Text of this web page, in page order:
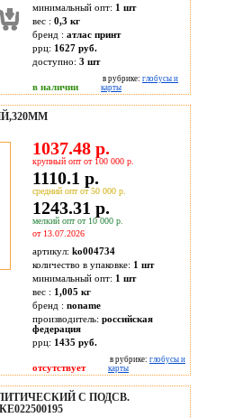
минимальный опт: 1 шт
вес : 0,3 кг
бренд : атлас принт
ррц: 1627 руб.
доступно: 3 шт
в наличии
в рубрике: глобусы и
карты
1037.48 р.
крупный опт от 100 000 р.
1110.1 р.
средний опт от 50 000 р.
1243.31 р.
мелкий опт от 10 000 р.
от 13.07.2026
артикул: ko004734
количество в упаковке: 1 шт
минимальный опт: 1 шт
вес : 1,005 кг
бренд : noname
производитель: российская
федерация
ррц: 1435 руб.
отсутствует
в рубрике: глобусы и
карты
С ПОДСВ.